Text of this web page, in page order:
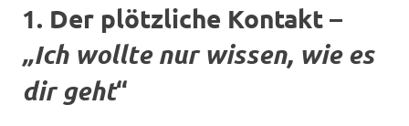
1. Der plötzliche Kontakt –
„Ich wollte nur wissen, wie es
dir geht“